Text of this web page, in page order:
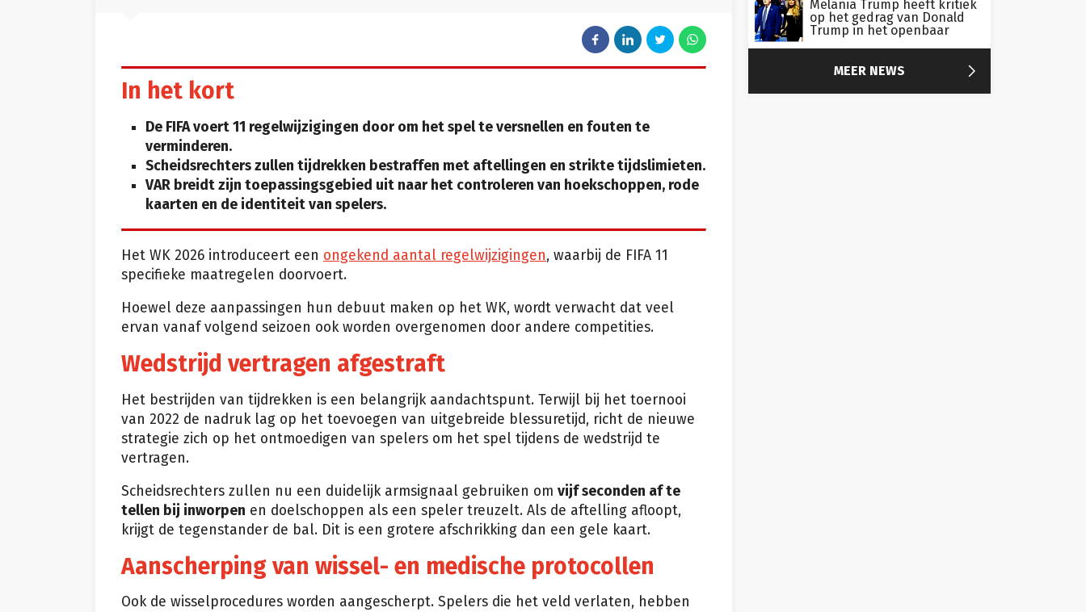
In het kort
De FIFA voert 11 regelwijzigingen door om het spel te versnellen en fouten te
verminderen.
Scheidsrechters zullen tijdrekken bestraffen met aftellingen en strikte tijdslimieten.
VAR breidt zijn toepassingsgebied uit naar het controleren van hoekschoppen, rode
kaarten en de identiteit van spelers.
Het WK 2026 introduceert een ongekend aantal regelwijzigingen, waarbij de FIFA 11
specifieke maatregelen doorvoert.
Hoewel deze aanpassingen hun debuut maken op het WK, wordt verwacht dat veel
ervan vanaf volgend seizoen ook worden overgenomen door andere competities.
Wedstrijd vertragen afgestraft
Het bestrijden van tijdrekken is een belangrijk aandachtspunt. Terwijl bij het toernooi
van 2022 de nadruk lag op het toevoegen van uitgebreide blessuretijd, richt de nieuwe
strategie zich op het ontmoedigen van spelers om het spel tijdens de wedstrijd te
vertragen.
Scheidsrechters zullen nu een duidelijk armsignaal gebruiken om vijf seconden af te
tellen bij inworpen en doelschoppen als een speler treuzelt. Als de aftelling afloopt,
krijgt de tegenstander de bal. Dit is een grotere afschrikking dan een gele kaart.
Aanscherping van wissel- en medische protocollen
Ook de wisselprocedures worden aangescherpt. Spelers die het veld verlaten, hebben
Melania Trump heeft kritiek
op het gedrag van Donald
Trump in het openbaar
MEER NEWS 